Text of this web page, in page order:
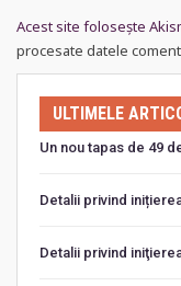
Acest site folosește
procesate datele
ULTIMELE
Un nou tapas de 49
Detalii privind
Detalii privind